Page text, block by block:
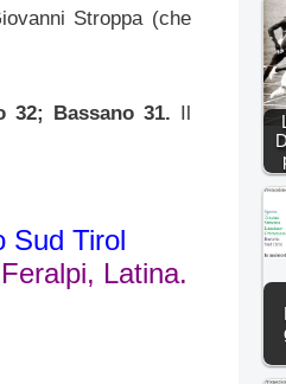
Stroppa (che
32; Bassano 31. Il
Sud Tirol
Latina.